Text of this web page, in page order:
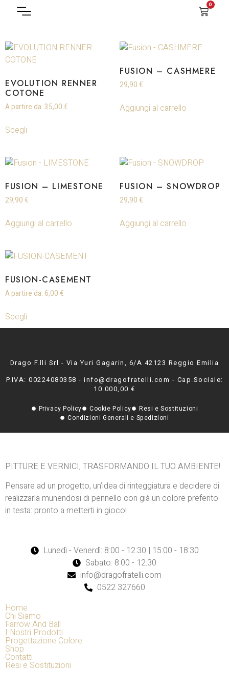
0
FILTRA PRODOTTO
EVOLUTION RENNER
COTONE
A partire da: 35,00 €
Scegli
FUSION – CASHMERE
29,90 €
Aggiungi al carrello
FUSION – LIMESTONE
29,90 €
Aggiungi al carrello
FUSION – SNOWDROP
29,90 €
Aggiungi al carrello
FUSION-CASEMENT
A partire da: 6,00 €
Scegli
Drago F.lli Srl - Via Yuri Gagarin, 6/A 42123 Reggio Emilia
P.IVA: 00224080358 - info@dragofratelli.com - Cap.Sociale:
10.000,00 €
Privacy Policy Cookie Policy
Resi e Sostituzioni
Condizioni Generali e Spedizioni
PITTURE E VERNICI, TRASFORMANDO IL TUO AMBIENTE!
Pensare ad un progetto, un’idea di rinteggiatura e decidere di
realizzarla munendosi di pennello con già un colore preferito
in testa: pronto a metterti in gioco!
Lunedì - Venerdì: 8:00 - 12:30 | 15:00 - 18:30
Sabato: 8:00 - 12:30
info@dragofratelli.com
0522 327660
Home
Chi Siamo
Farrow And Ball
I Nostri Prodotti
Progettazione Colore
Shop
Contatti
Resi e Sostituzioni